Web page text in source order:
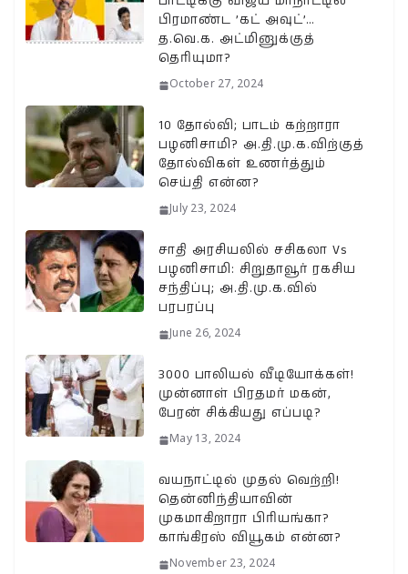
பிரமாண்ட ’கட் அவுட்’…
த.வெ.க. அட்மினுக்குத்
தெரியுமா?
October 27, 2024
10 தோல்வி; பாடம் கற்றாரா
பழனிசாமி? அ.தி.மு.க.விற்குத்
தோல்விகள் உணர்த்தும்
செய்தி என்ன?
July 23, 2024
சாதி அரசியலில் சசிகலா Vs
பழனிசாமி: சிறுதாவூர் ரகசிய
சந்திப்பு; அ.தி.மு.க.வில்
பரபரப்பு
June 26, 2024
3000 பாலியல் வீடியோக்கள்!
முன்னாள் பிரதமர் மகன்,
பேரன் சிக்கியது எப்படி?
May 13, 2024
வயநாட்டில் முதல் வெற்றி!
தென்னிந்தியாவின்
முகமாகிறாரா பிரியங்கா?
காங்கிரஸ் வியூகம் என்ன?
November 23, 2024